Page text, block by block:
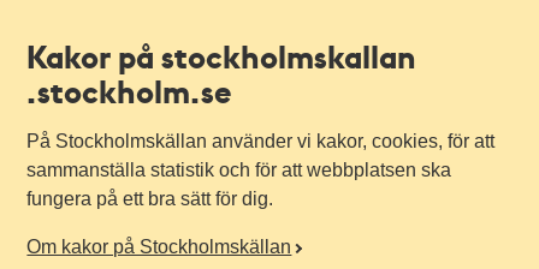
Kakor på stockholmskallan
.stockholm.se
På Stockholmskällan använder vi kakor, cookies, för att
sammanställa statistik och för att webbplatsen ska
fungera på ett bra sätt för dig.
Om kakor på Stockholmskällan